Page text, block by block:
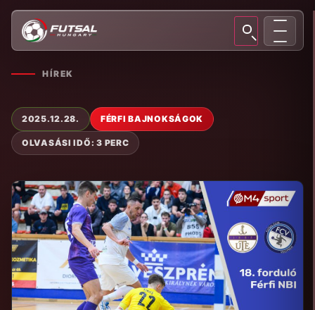
HÍREK
2025.12.28. FÉRFI BAJNOKSÁGOK
OLVASÁSI IDŐ: 3 PERC